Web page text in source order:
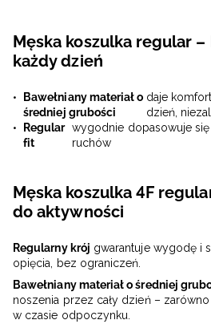
Męska koszulka regular
każdy dzień
Bawełniany materiał o
średniej grubości
daje
dzień,
Regular
fit
wygodnie dopasowuje
ruchów
Męska koszulka 4F
do aktywności
Regularny krój gwarantuje wygodę i
opięcia, bez ograniczeń.
Bawełniany materiał o średniej
noszenia przez cały dzień –
w czasie odpoczynku.